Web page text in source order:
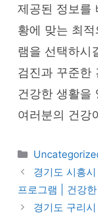
제공된 정보를
황에 맞는 최
램을 선택하시
검진과 꾸준한
건강한 생활을
여러분의 건강
카
테
고
리
경기도 시흥
프로그램 | 건강
경기도 구리